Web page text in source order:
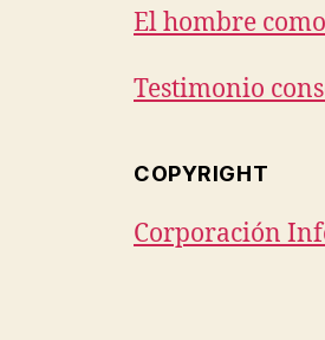
El hombre
Testimonio
COPYRIGHT
Corporación